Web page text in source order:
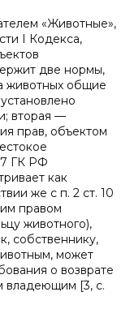
«Животные»,
I Кодекса,
две нормы,
животных общие
вторая —
прав, объектом
ГК РФ
как
же с п. 2 ст. 10
правом
животного),
собственнику,
может
о возврате
владеющим [3, с.